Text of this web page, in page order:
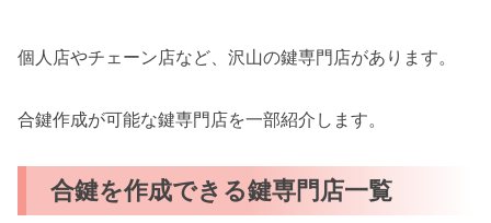
個人店やチェーン店など、沢山の鍵専門店があります。
合鍵作成が可能な鍵専門店を一部紹介します。
合鍵を作成できる鍵専門店一覧